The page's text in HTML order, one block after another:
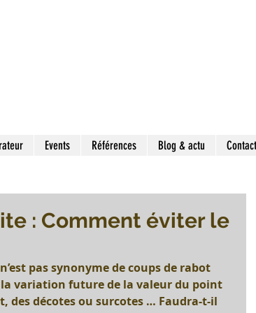
Events Références Blog & actu Contact
: Comment éviter le
pas synonyme de coups de rabot
variation future de la valeur du point
des décotes ou surcotes … Faudra-t-il